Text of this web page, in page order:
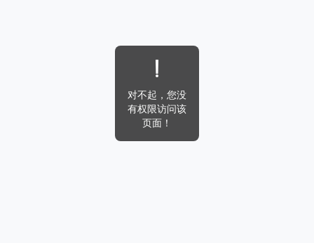
对不起，您没
有权限访问该
页面！